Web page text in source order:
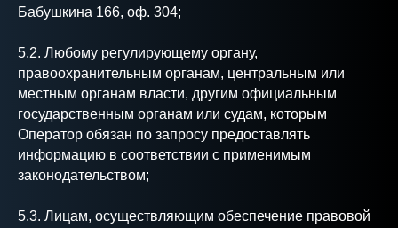
Бабушкина 166, оф. 304;
5.2. Любому регулирующему органу,
правоохранительным органам, центральным или
местным органам власти, другим официальным
государственным органам или судам, которым
Оператор обязан по запросу предоставлять
информацию в соответствии с применимым
законодательством;
5.3. Лицам, осуществляющим обеспечение правовой